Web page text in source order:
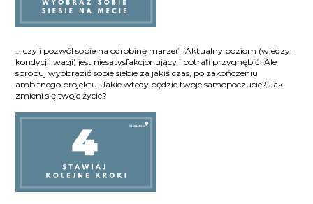
… czyli pozwól sobie na odrobinę marzeń. Aktualny poziom (wiedzy,
kondycji, wagi) jest niesatysfakcjonujący i potrafi przygnębić. Ale
spróbuj wyobrazić sobie siebie za jakiś czas, po zakończeniu
ambitnego projektu. Jakie wtedy będzie twoje samopoczucie? Jak
zmieni się twoje życie?